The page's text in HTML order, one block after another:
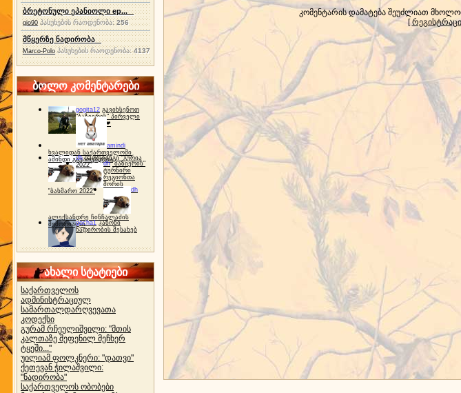
ბრეტონული ეპანიოლი ep...
gio90 პასუხების რაოდენობა:256
მწყერზე ნადირობა
Marco-Polo პასუხების რაოდენობა:4137
ბოლო კომენტარები
gogita12 გავიხსენოთ
"ბაზიერის" პირველი
ტურნირი ❤
amindi
ხვალიდან საქართველოში
ამინდი გაუარესდება
dh სპორტინგი "გურია
2022"
dh "ბაზიერის"
ტურნირი
რეგიონთა
შორის
"ბახმარო 2022"
dh
ალექსანდრე ჩინჩალაძის
მემორიალიgocha1 კანონი
ნადირობის შესახებ
ახალი სტატიები
საქართველოს
ადმინისტრაციულ
სამართალდარღვევათა
კოდექსი
გურამ რჩეულიშვილი: "მთის
კალთაზე შეფენილ მეჩხერ
ტყეში..."
უილიამ ფოლკნერი: "დათვი"
ქეთევან ჭილაშვილი:
"ნადირობა"
საქართველოს ობობები
კომენტარის დამატება შეუძლიათ
[